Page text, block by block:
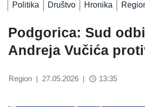
Politika Društvo Hronika
Podgorica: Sud
Andreja Vučića
Region | 27.05.2026 | access_time 13:35